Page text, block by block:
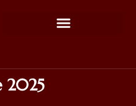
2025